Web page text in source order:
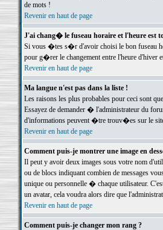
de mots !
Revenir en haut de page
J'ai chang� le fuseau horaire et l'heure est
Si vous �tes s�r d'avoir choisi le bon fuseau
pour g�rer le changement entre l'heure
Revenir en haut de page
Ma langue n'est pas dans la liste !
Les raisons les plus probables pour ceci sont
Essayez de demander � l'administrateur du
d'informations peuvent �tre trouv�es sur le
Revenir en haut de page
Comment puis-je montrer une image en
Il peut y avoir deux images sous votre nom
ou de blocs indiquant combien de messages
unique ou personnelle � chaque utilisateur.
un avatar, cela voudra alors dire que
Revenir en haut de page
Comment puis-je changer mon rang ?